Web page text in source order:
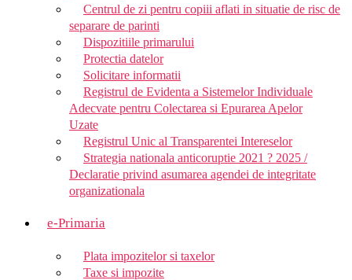
Centrul de zi pentru copiii aflati in situatie de risc de
separare de parinti
Dispozitiile primarului
Protectia datelor
Solicitare informatii
Registrul de Evidenta a Sistemelor Individuale
Adecvate pentru Colectarea si Epurarea Apelor
Uzate
Registrul Unic al Transparentei Intereselor
Strategia nationala anticoruptie 2021 ? 2025 /
Declaratie privind asumarea agendei de integritate
organizationala
e-Primaria
Plata impozitelor si taxelor
Taxe si impozite